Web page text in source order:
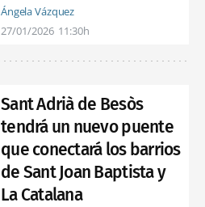
Ángela Vázquez
27/01/2026 11:30h
Sant Adrià de Besòs
tendrá un nuevo puente
que conectará los barrios
de Sant Joan Baptista y
La Catalana